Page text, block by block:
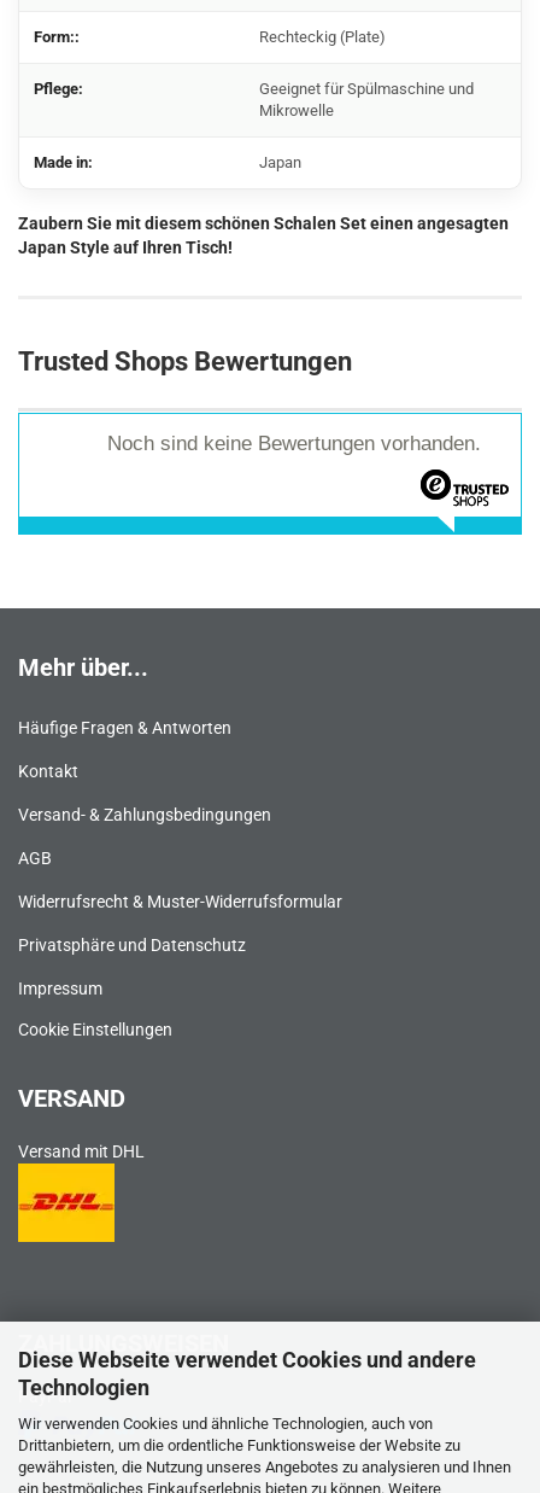
Diese Webseite verwendet Cookies und andere
Technologien
Wir verwenden Cookies und ähnliche Technologien, auch von
Drittanbietern, um die ordentliche Funktionsweise der Website zu
gewährleisten, die Nutzung unseres Angebotes zu analysieren und Ihnen
ein bestmögliches Einkaufserlebnis bieten zu können. Weitere
Form:: Rechteckig (Plate)
Pflege:
Geeignet für Spülmaschine und
Mikrowelle
Made in: Japan
Zaubern Sie mit diesem schönen Schalen Set einen angesagten
Japan Style auf Ihren Tisch!
Trusted Shops Bewertungen
Noch sind keine Bewertungen vorhanden.
Mehr über...
Häufige Fragen & Antworten
Kontakt
Versand- & Zahlungsbedingungen
AGB
Widerrufsrecht & Muster-Widerrufsformular
Privatsphäre und Datenschutz
Impressum
Cookie Einstellungen
VERSAND
Versand mit DHL
ZAHLUNGSWEISEN
PayPal